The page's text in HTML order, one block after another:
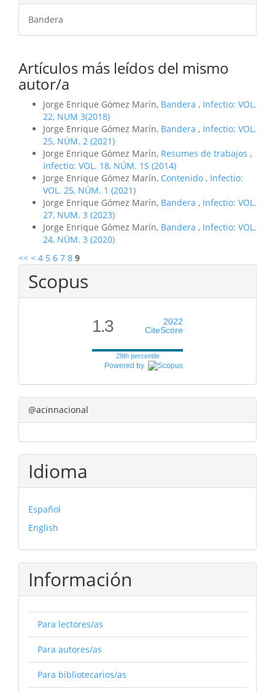
Bandera
Artículos más leídos del mismo
autor/a
Jorge Enrique Gómez Marín, Bandera , Infectio: VOL.
22, NUM 3(2018)
Jorge Enrique Gómez Marín, Bandera , Infectio: VOL.
25, NÚM. 2 (2021)
Jorge Enrique Gómez Marín, Resumes de trabajos ,
Infectio: VOL. 18, NÚM. 1S (2014)
Jorge Enrique Gómez Marín, Contenido , Infectio:
VOL. 25, NÚM. 1 (2021)
Jorge Enrique Gómez Marín, Bandera , Infectio: VOL.
27, NUM. 3 (2023)
Jorge Enrique Gómez Marín, Bandera , Infectio: VOL.
24, NÚM. 3 (2020)
<< < 4 5 6 7 8 9
Scopus
1.3
2022
CiteScore
28th percentile
Powered by
@acinnacional
Idioma
Español
English
Información
Para lectores/as
Para autores/as
Para bibliotecarios/as